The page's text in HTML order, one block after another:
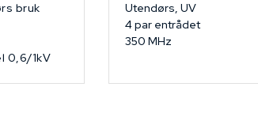
bruk
0,6/1kV
Utendørs, UV
4 par entrådet
350 MHz